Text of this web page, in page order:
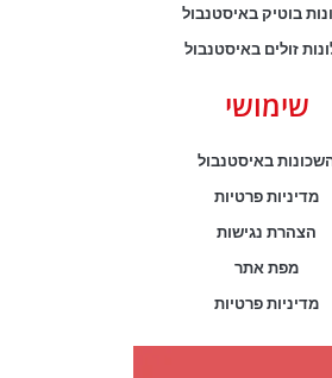
בוטיק באיסטנבול
זולים באיסטנבול
שימושי
באיסטנבול
מדיניות פרטיות
הצהרת נגישות
מפת אתר
מדיניות פרטיות